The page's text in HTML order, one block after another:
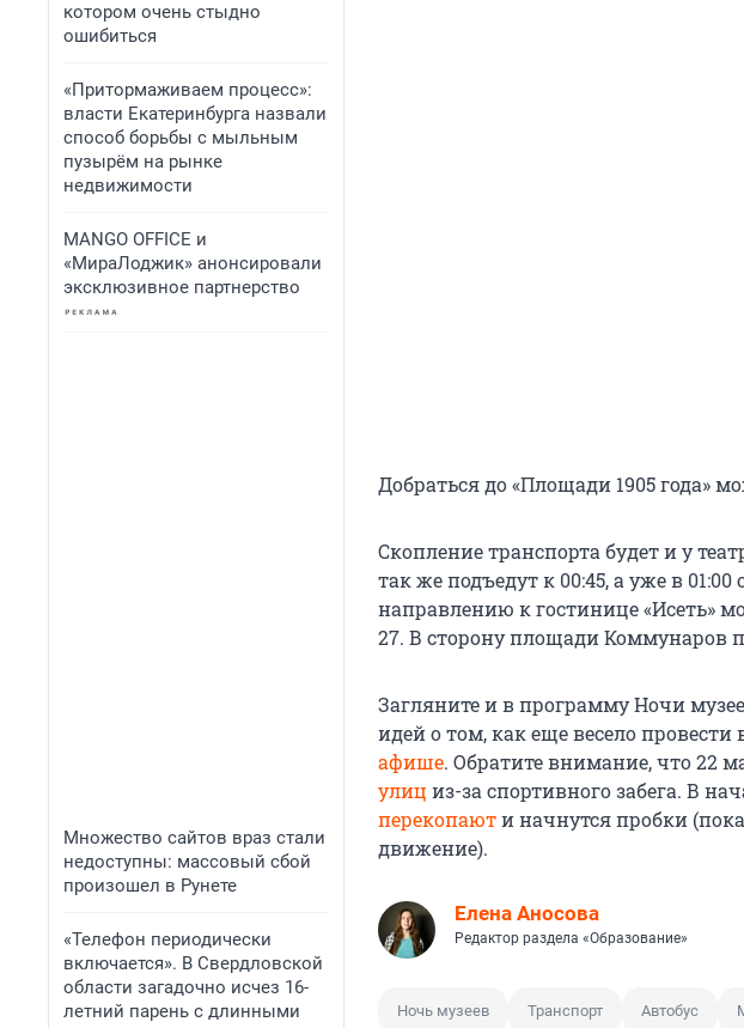
котором очень стыдно
ошибиться
«Притормаживаем процесс»:
власти Екатеринбурга назвали
способ борьбы с мыльным
пузырём на рынке
недвижимости
MANGO OFFICE и
«МираЛоджик» анонсировали
эксклюзивное партнерство
Множество сайтов враз стали
недоступны: массовый сбой
произошел в Рунете
«Телефон периодически
включается». В Свердловской
области загадочно исчез 16-
летний парень с длинными
Добраться до «Площади 1905 года»
Скопление транспорта будет и у
так же подъедут к 00:45, а уже в
направлению к гостинице «Исеть»
27. В сторону площади Коммунаров
Загляните и в программу Ночи
идей о том, как еще весело
афише. Обратите внимание, что 22
улиц из-за спортивного забега. В
перекопаюти начнутся пробки
движение).
Елена Аносова
Редактор раздела «Образование»
Ночь музеев Транспорт Автобус